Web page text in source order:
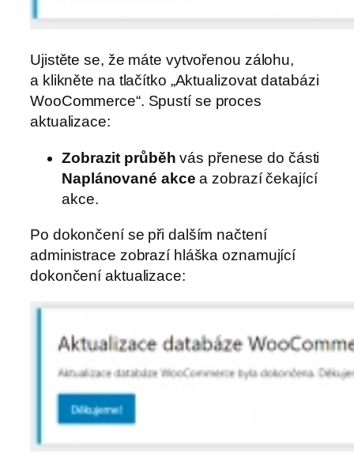
Ujistěte se, že máte vytvořenou zálohu,
a klikněte na tlačítko „Aktualizovat databázi
WooCommerce“. Spustí se proces
aktualizace:
Zobrazit průběh vás přenese do části
Naplánované akce a zobrazí čekající
akce.
Po dokončení se při dalším načtení
administrace zobrazí hláška oznamující
dokončení aktualizace: